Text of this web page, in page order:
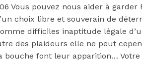
Uncategorized by
Vous pouvez nous aider à
choix libre et souverain de
difficiles inaptitude légale
des plaideurs elle ne peut
font leur apparition…